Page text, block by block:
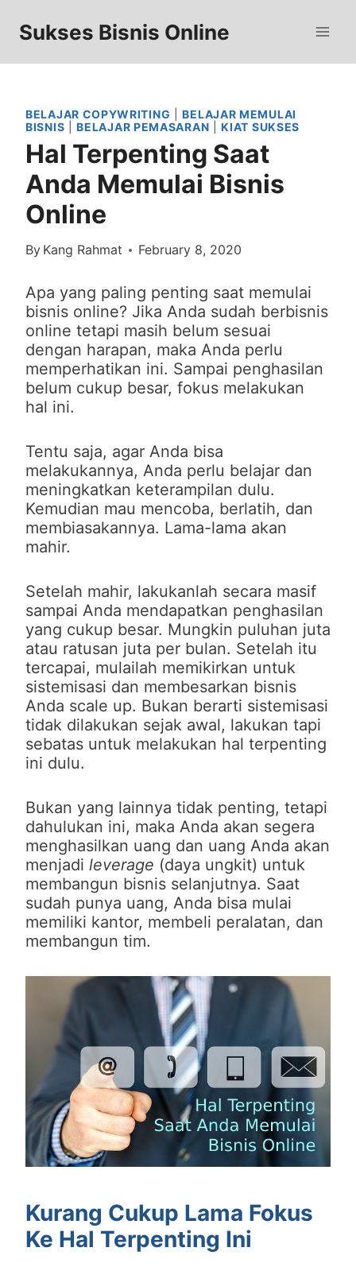
content
Sukses Bisnis Online
BELAJAR COPYWRITING |BELAJAR MEMULAI
BISNIS |BELAJAR PEMASARAN |KIAT SUKSES
Hal Terpenting Saat
Anda Memulai Bisnis
Online
By Kang Rahmat February 8, 2020
Apa yang paling penting saat memulai
bisnis online? Jika Anda sudah berbisnis
online tetapi masih belum sesuai
dengan harapan, maka Anda perlu
memperhatikan ini. Sampai penghasilan
belum cukup besar, fokus melakukan
hal ini.
Tentu saja, agar Anda bisa
melakukannya, Anda perlu belajar dan
meningkatkan keterampilan dulu.
Kemudian mau mencoba, berlatih, dan
membiasakannya. Lama-lama akan
mahir.
Setelah mahir, lakukanlah secara masif
sampai Anda mendapatkan penghasilan
yang cukup besar. Mungkin puluhan juta
atau ratusan juta per bulan. Setelah itu
tercapai, mulailah memikirkan untuk
sistemisasi dan membesarkan bisnis
Anda scale up. Bukan berarti sistemisasi
tidak dilakukan sejak awal, lakukan tapi
sebatas untuk melakukan hal terpenting
ini dulu.
Bukan yang lainnya tidak penting, tetapi
dahulukan ini, maka Anda akan segera
menghasilkan uang dan uang Anda akan
menjadi leverage (daya ungkit) untuk
membangun bisnis selanjutnya. Saat
sudah punya uang, Anda bisa mulai
memiliki kantor, membeli peralatan, dan
membangun tim.
Kurang Cukup Lama Fokus
Ke Hal Terpenting Ini